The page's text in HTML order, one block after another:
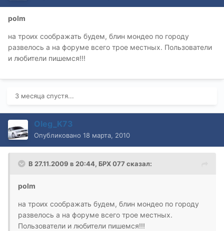
polm
на троих соображать будем, блин мондео по городу
развелось а на форуме всего трое местных. Пользователи
и любители пишемся!!!
3 месяца спустя...
Oleg_K73
Опубликовано 18 марта, 2010
В 27.11.2009 в 20:44, БРХ 077 сказал:
polm
на троих соображать будем, блин мондео по городу
развелось а на форуме всего трое местных.
Пользователи и любители пишемся!!!